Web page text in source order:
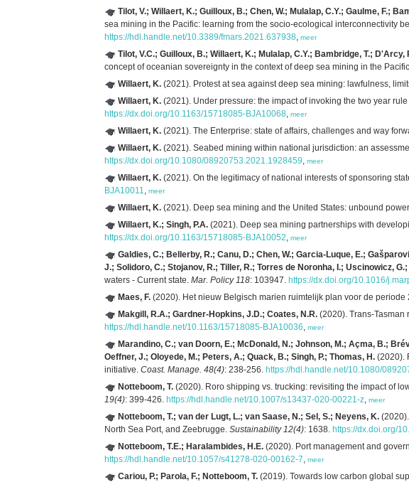
Tilot, V.; Willaert, K.; Guilloux, B.; Chen, W.; Mulalap, C.Y.; Gaulme, F.;
sea mining in the Pacific: learning from the socio-ecological interconnectivity
https://hdl.handle.net/10.3389/fmars.2021.637938, meer
Tilot, V.C.; Guilloux, B.; Willaert, K.; Mulalap, C.Y.; Bambridge, T.;
concept of oceanian sovereignty in the context of deep sea mining in the
Willaert, K. (2021). Protest at sea against deep sea mining: lawfulness,
Willaert, K. (2021). Under pressure: the impact of invoking the two year
https://dx.doi.org/10.1163/15718085-BJA10068, meer
Willaert, K. (2021). The Enterprise: state of affairs, challenges and way
Willaert, K. (2021). Seabed mining within national jurisdiction: an
https://dx.doi.org/10.1080/08920753.2021.1928459, meer
Willaert, K. (2021). On the legitimacy of national interests of sponsoring
BJA10011, meer
Willaert, K. (2021). Deep sea mining and the United States: unbound
Willaert, K.; Singh, P.A. (2021). Deep sea mining partnerships with
https://dx.doi.org/10.1163/15718085-BJA10052, meer
Galdies, C.; Bellerby, R.; Canu, D.; Chen, W.; Garcia-Luque, E.;
J.; Solidoro, C.; Stojanov, R.; Tiller, R.; Torres de Noronha, I.; Uscinowicz,
waters - Current state. Mar. Policy 118: 103947. https://dx.doi.org/10.1016/
Maes, F. (2020). Het nieuw Belgisch marien ruimtelijk plan voor de periode
Makgill, R.A.; Gardner-Hopkins, J.D.; Coates, N.R. (2020). Trans-Tasman
https://hdl.handle.net/10.1163/15718085-BJA10036, meer
Marandino, C.; van Doorn, E.; McDonald, N.; Johnson, M.; Açma, B.;
Oeffner, J.; Oloyede, M.; Peters, A.; Quack, B.; Singh, P.; Thomas, H. (2020).
initiative. Coast. Manage. 48(4): 238-256. https://hdl.handle.net/10.1080/
Notteboom, T. (2020). Roro shipping vs. trucking: revisiting the impact of
19(4): 399-426. https://hdl.handle.net/10.1007/s13437-020-00221-z, meer
Notteboom, T.; van der Lugt, L.; van Saase, N.; Sel, S.; Neyens, K.
North Sea Port, and Zeebrugge. Sustainability 12(4): 1638. https://dx.doi.org/
Notteboom, T.E.; Haralambides, H.E. (2020). Port management and
https://hdl.handle.net/10.1057/s41278-020-00162-7, meer
Cariou, P.; Parola, F.; Notteboom, T. (2019). Towards low carbon global